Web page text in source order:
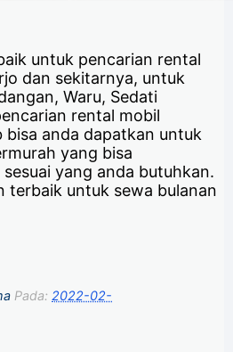
untuk pencarian rental
dan sekitarnya, untuk
Waru, Sedati
rental mobil
bisa anda dapatkan untuk
yang bisa
yang anda butuhkan.
terbaik untuk sewa bulanan
Pada: 2022-02-